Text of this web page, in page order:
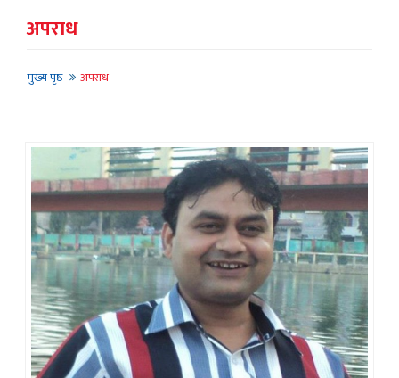
अपराध
मुख्य पृष्ठ अपराध